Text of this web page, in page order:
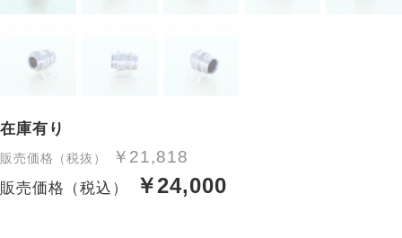
在庫有り
販売価格（税抜） ￥21,818
販売価格（税込） ￥24,000